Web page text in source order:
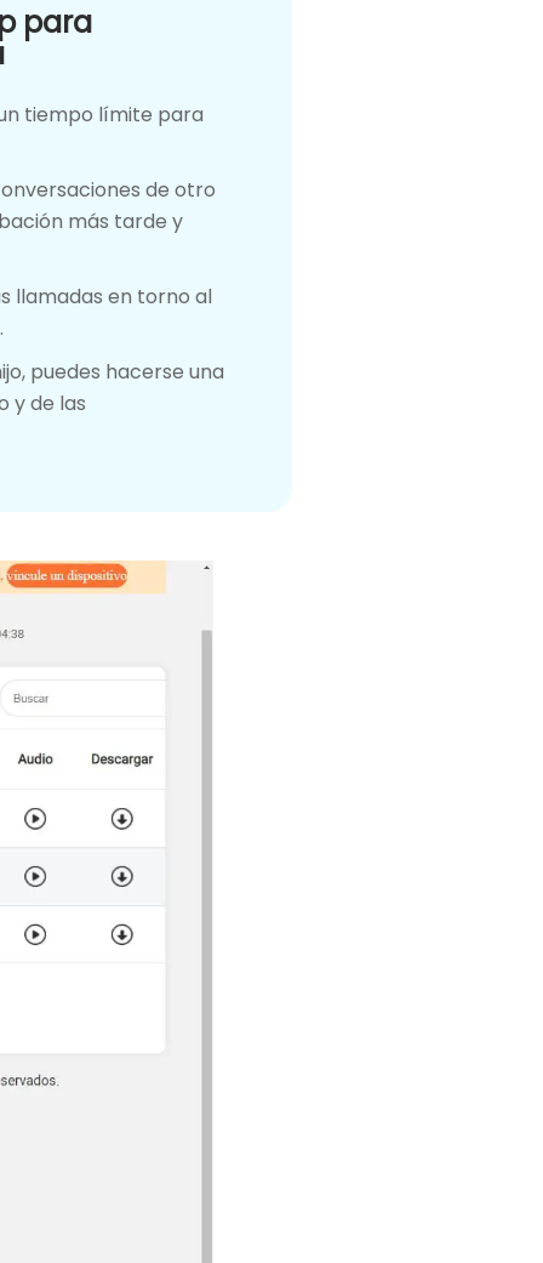
para
tiempo límite para
de otro
más tarde y
llamadas en torno al
puedes hacerse una
y de las